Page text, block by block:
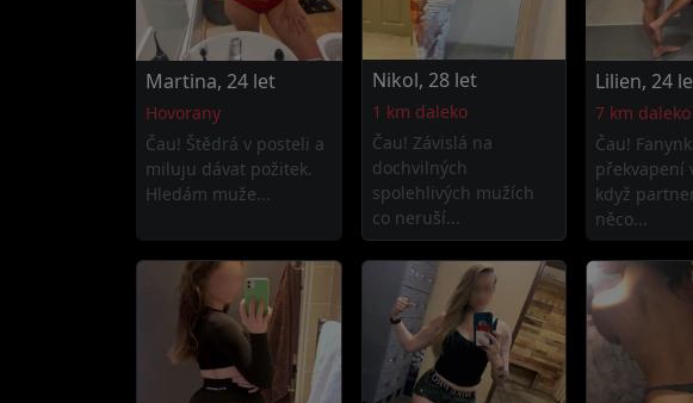
Martina, 24 let
Hovorany
Čau! Štědrá v posteli a
miluju dávat požitek.
Hledám muže...
Nikol, 28 let
1 km daleko
Čau! Závislá na
dochvilných
spolehlivých mužích
co neruší...
Lilien, 24
7 km daleko
Čau!
překvapení
když
něco...